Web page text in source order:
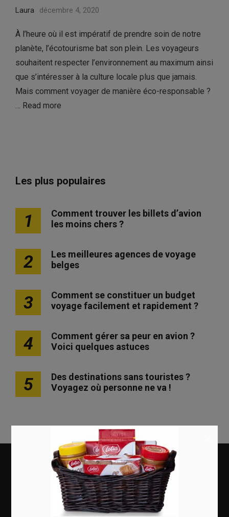
Laura décembre 4, 2020
À l’heure où il est impératif de prendre soin de notre
planète, l’écotourisme bat son plein. Les voyageurs
souhaitent respecter l’environnement au maximum ainsi
que s’intéresser à la culture locale plus que jamais.
Mais comment voyager de manière éco-responsable ?
… Read more
Les plus populaires
1
Comment trouver les billets d’avion
les moins chers ?
2
Les meilleures agences de voyage
belges
3
Comment se constituer un budget
voyage facilement et rapidement ?
4
Comment gérer sa peur en avion ?
Voici quelques astuces
5
Des destinations sans touristes ?
Voyagez où personne ne va !